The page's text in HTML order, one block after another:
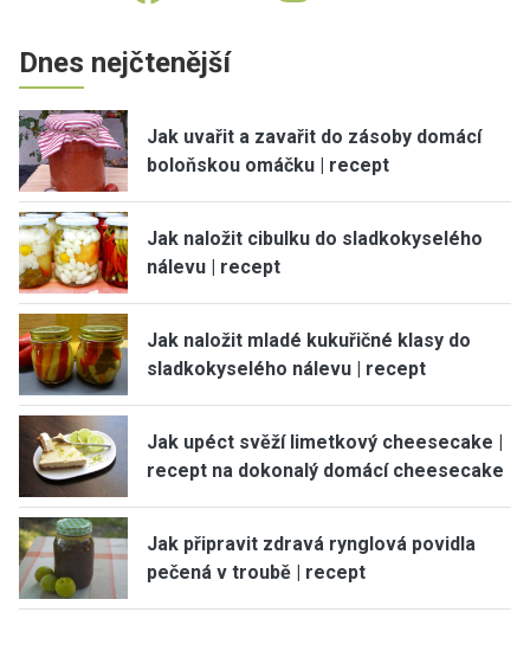
Dnes nejčtenější
Jak uvařit a zavařit do zásoby domácí
boloňskou omáčku | recept
Jak naložit cibulku do sladkokyselého
nálevu | recept
Jak naložit mladé kukuřičné klasy do
sladkokyselého nálevu | recept
Jak upéct svěží limetkový cheesecake |
recept na dokonalý domácí cheesecake
Jak připravit zdravá rynglová povidla
pečená v troubě | recept